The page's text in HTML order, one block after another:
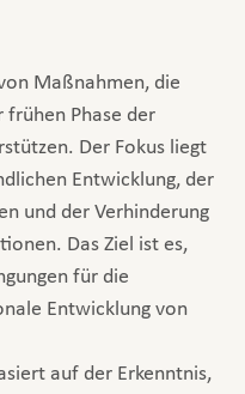
Maßnahmen, die
frühen Phase der
Der Fokus liegt
Entwicklung, der
und der Verhinderung
Das Ziel ist es,
für die
Entwicklung von
auf der Erkenntnis,